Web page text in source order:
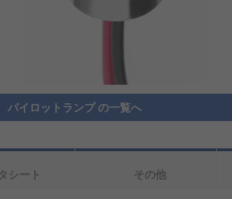
パイロットランプ の一覧へ
シート その他